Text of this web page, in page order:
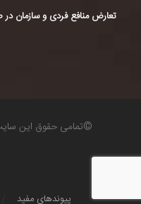
تعارض منافع فردی و سازمان
©تمامی حقوق این
پیوندهای مفید